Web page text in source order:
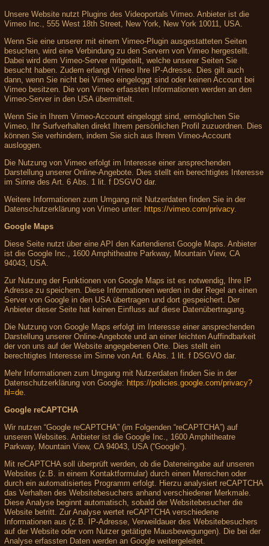
Unsere Website nutzt Plugins des Videoportals Vimeo. Anbieter ist die
Vimeo Inc., 555 West 18th Street, New York, New York 10011, USA.
Wenn Sie eine unserer mit einem Vimeo-Plugin ausgestatteten Seiten
besuchen, wird eine Verbindung zu den Servern von Vimeo hergestellt.
Dabei wird dem Vimeo-Server mitgeteilt, welche unserer Seiten Sie
besucht haben. Zudem erlangt Vimeo Ihre IP-Adresse. Dies gilt auch
dann, wenn Sie nicht bei Vimeo eingeloggt sind oder keinen Account bei
Vimeo besitzen. Die von Vimeo erfassten Informationen werden an den
Vimeo-Server in den USA übermittelt.
Wenn Sie in Ihrem Vimeo-Account eingeloggt sind, ermöglichen Sie
Vimeo, Ihr Surfverhalten direkt Ihrem persönlichen Profil zuzuordnen. Dies
können Sie verhindern, indem Sie sich aus Ihrem Vimeo-Account
ausloggen.
Die Nutzung von Vimeo erfolgt im Interesse einer ansprechenden
Darstellung unserer Online-Angebote. Dies stellt ein berechtigtes Interesse
im Sinne des Art. 6 Abs. 1 lit. f DSGVO dar.
Weitere Informationen zum Umgang mit Nutzerdaten finden Sie in der
Datenschutzerklärung von Vimeo unter: https://vimeo.com/privacy.
Google Maps
Diese Seite nutzt über eine API den Kartendienst Google Maps. Anbieter
ist die Google Inc., 1600 Amphitheatre Parkway, Mountain View, CA
94043, USA.
Zur Nutzung der Funktionen von Google Maps ist es notwendig, Ihre IP
Adresse zu speichern. Diese Informationen werden in der Regel an einen
Server von Google in den USA übertragen und dort gespeichert. Der
Anbieter dieser Seite hat keinen Einfluss auf diese Datenübertragung.
Die Nutzung von Google Maps erfolgt im Interesse einer ansprechenden
Darstellung unserer Online-Angebote und an einer leichten Auffindbarkeit
der von uns auf der Website angegebenen Orte. Dies stellt ein
berechtigtes Interesse im Sinne von Art. 6 Abs. 1 lit. f DSGVO dar.
Mehr Informationen zum Umgang mit Nutzerdaten finden Sie in der
Datenschutzerklärung von Google: https://policies.google.com/privacy?
hl=de
Google reCAPTCHA
Wir nutzen “Google reCAPTCHA” (im Folgenden “reCAPTCHA”) auf
unseren Websites. Anbieter ist die Google Inc., 1600 Amphitheatre
Parkway, Mountain View, CA 94043, USA (“Google”).
Mit reCAPTCHA soll überprüft werden, ob die Dateneingabe auf unseren
Websites (z.B. in einem Kontaktformular) durch einen Menschen oder
durch ein automatisiertes Programm erfolgt. Hierzu analysiert reCAPTCHA
das Verhalten des Websitebesuchers anhand verschiedener Merkmale.
Diese Analyse beginnt automatisch, sobald der Websitebesucher die
Website betritt. Zur Analyse wertet reCAPTCHA verschiedene
Informationen aus (z.B. IP-Adresse, Verweildauer des Websitebesuchers
auf der Website oder vom Nutzer getätigte Mausbewegungen). Die bei der
Analyse erfassten Daten werden an Google weitergeleitet.